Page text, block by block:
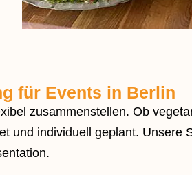
für Events in Berlin
zusammenstellen. Ob
und individuell geplant. Unsere